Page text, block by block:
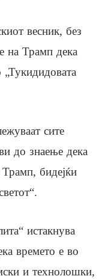
весник, без
на Трамп дека
сите
до знаење дека
бидејќи
истакнува
времето е во
и технолошки,